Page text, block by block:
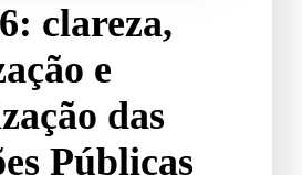
clareza,
e
das
Públicas